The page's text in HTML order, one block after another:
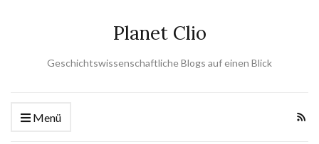
Planet Clio
Geschichtswissenschaftliche Blogs auf einen Blick
Menü